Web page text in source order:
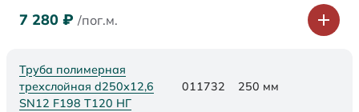
7 280 ₽ /пог.м.
Труба полимерная
трехслойная d250х12,6
SN12 F198 Т120 НГ
011732 250 мм